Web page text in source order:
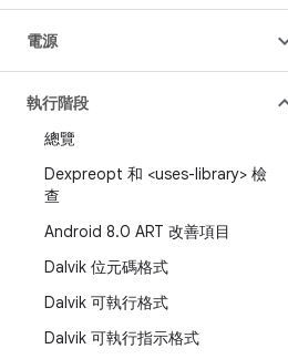
電源
執行階段
總覽
Dexpreopt 和 <uses-library> 檢
查
Android 8.0 ART 改善項目
Dalvik 位元碼格式
Dalvik 可執行格式
Dalvik 可執行指示格式